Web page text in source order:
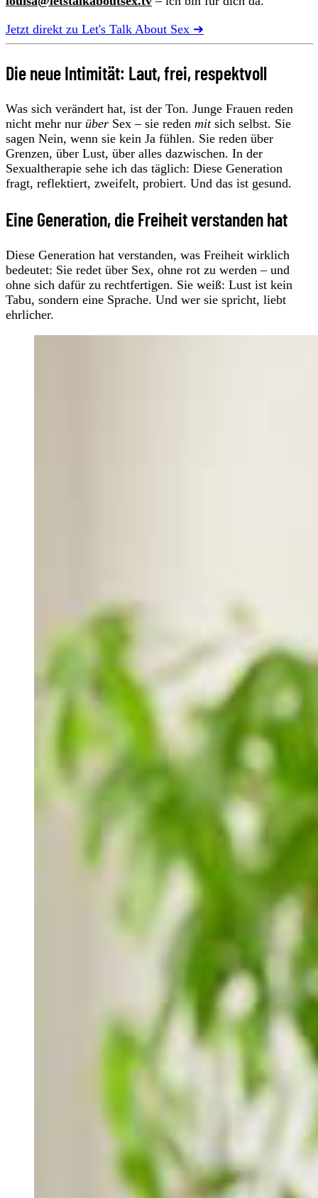
Jetzt direkt zu Let's Talk About Sex ➔
Die neue Intimität: Laut, frei, respektvoll
Was sich verändert hat, ist der Ton. Junge Frauen reden
nicht mehr nur über Sex – sie reden mitsich selbst. Sie
sagen Nein, wenn sie kein Ja fühlen. Sie reden über
Grenzen, über Lust, über alles dazwischen. In der
Sexualtherapie sehe ich das täglich: Diese Generation
fragt, reflektiert, zweifelt, probiert. Und das ist gesund.
Eine Generation, die Freiheit verstanden hat
Diese Generation hat verstanden, was Freiheit wirklich
bedeutet: Sie redet über Sex, ohne rot zu werden – und
ohne sich dafür zu rechtfertigen. Sie weiß: Lust ist kein
Tabu, sondern eine Sprache. Und wer sie spricht, liebt
ehrlicher.